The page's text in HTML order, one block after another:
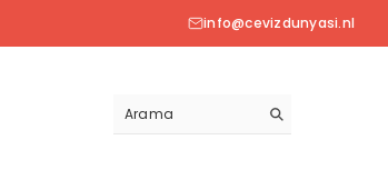
info@cevizdunyasi.nl